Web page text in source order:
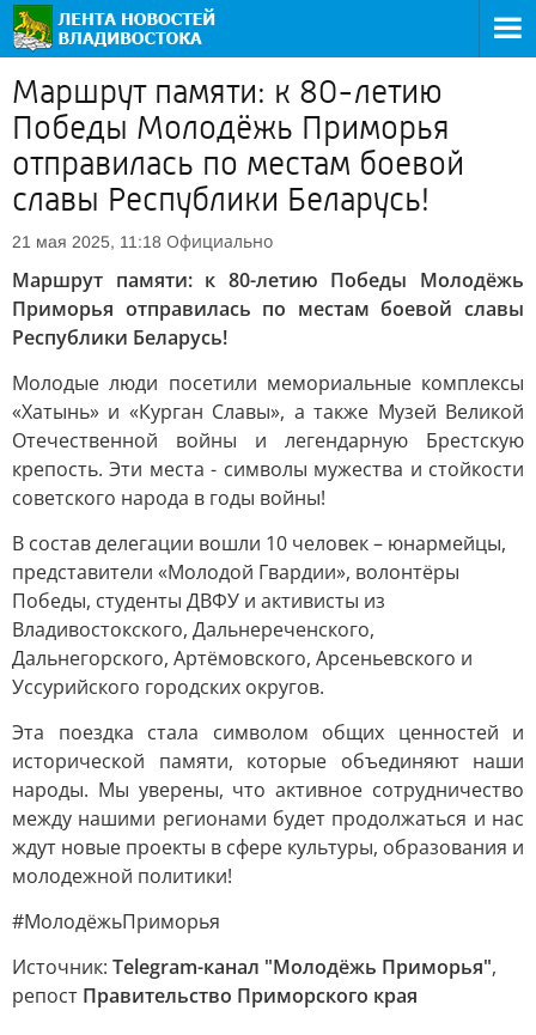
Маршрут памяти: к 80-летию
Победы Молодёжь Приморья
отправилась по местам боевой
славы Республики Беларусь!
21 мая 2025, 11:18 Официально
Маршрут памяти: к 80-летию Победы Молодёжь
Приморья отправилась по местам боевой славы
Республики Беларусь!
Молодые люди посетили мемориальные комплексы
«Хатынь» и «Курган Славы», а также Музей Великой
Отечественной войны и легендарную Брестскую
крепость. Эти места - символы мужества и стойкости
советского народа в годы войны!
В состав делегации вошли 10 человек – юнармейцы,
представители «Молодой Гвардии», волонтёры
Победы, студенты ДВФУ и активисты из
Владивостокского, Дальнереченского,
Дальнегорского, Артёмовского, Арсеньевского и
Уссурийского городских округов.
Эта поездка стала символом общих ценностей и
исторической памяти, которые объединяют наши
народы. Мы уверены, что активное сотрудничество
между нашими регионами будет продолжаться и нас
ждут новые проекты в сфере культуры, образования и
молодежной политики!
#МолодёжьПриморья
Источник: Telegram-канал "Молодёжь Приморья",
репост Правительство Приморского края